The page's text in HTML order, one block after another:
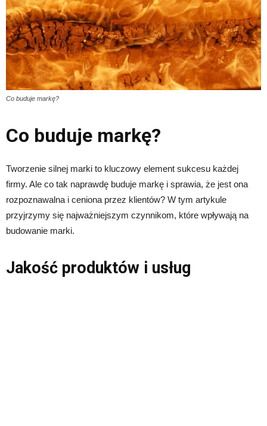
Co buduje markę?
Co buduje markę?
Tworzenie silnej marki to kluczowy element sukcesu każdej
firmy. Ale co tak naprawdę buduje markę i sprawia, że jest ona
rozpoznawalna i ceniona przez klientów? W tym artykule
przyjrzymy się najważniejszym czynnikom, które wpływają na
budowanie marki.
Jakość produktów i usług